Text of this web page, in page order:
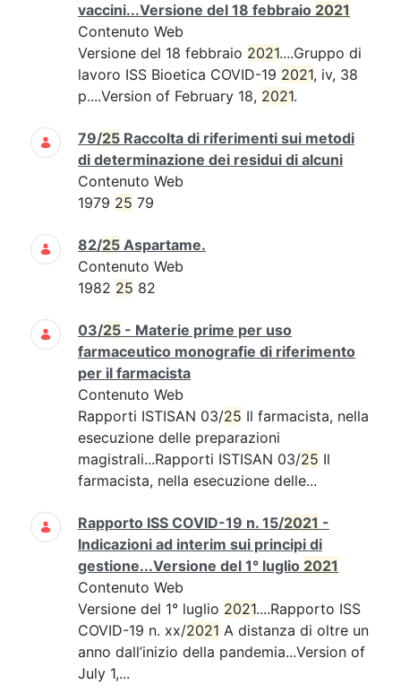
vaccini...Versione del 18 febbraio 2021
Contenuto Web
Versione del 18 febbraio 2021....Gruppo di
lavoro ISS Bioetica COVID-19 2021, iv, 38
p....Version of February 18, 2021.
79/25 Raccolta di riferimenti sui metodi
di determinazione dei residui di alcuni
Contenuto Web
1979 25 79
82/25 Aspartame.
Contenuto Web
1982 25 82
03/25 - Materie prime per uso
farmaceutico monografie di riferimento
per il farmacista
Contenuto Web
Rapporti ISTISAN 03/25 Il farmacista, nella
esecuzione delle preparazioni
magistrali...Rapporti ISTISAN 03/25 Il
farmacista, nella esecuzione delle...
Rapporto ISS COVID-19 n. 15/2021 -
Indicazioni ad interim sui principi di
gestione...Versione del 1° luglio 2021
Contenuto Web
Versione del 1° luglio 2021....Rapporto ISS
COVID-19 n. xx/2021 A distanza di oltre un
anno dall’inizio della pandemia...Version of
July 1,...